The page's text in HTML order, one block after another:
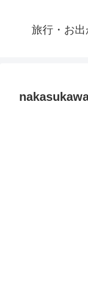
旅行・お